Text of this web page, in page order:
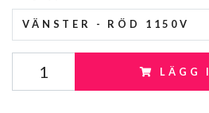
VÄNSTER - RÖD 1150V
LÄGG